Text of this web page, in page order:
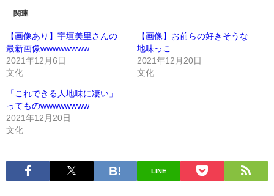
関連
【画像あり】宇垣美里さんの
最新画像wwwwwwww
2021年12月6日
文化
【画像】お前らの好きそうな
地味っこ
2021年12月20日
文化
「これできる人地味に凄い」
ってものwwwwwwww
2021年12月20日
文化
LINE